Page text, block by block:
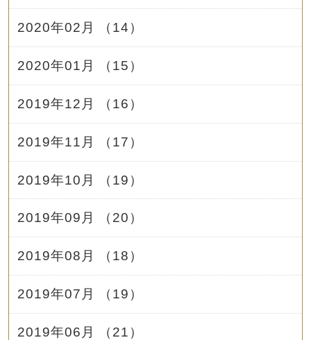
2020年02月 （14）
2020年01月 （15）
2019年12月 （16）
2019年11月 （17）
2019年10月 （19）
2019年09月 （20）
2019年08月 （18）
2019年07月 （19）
2019年06月 （21）